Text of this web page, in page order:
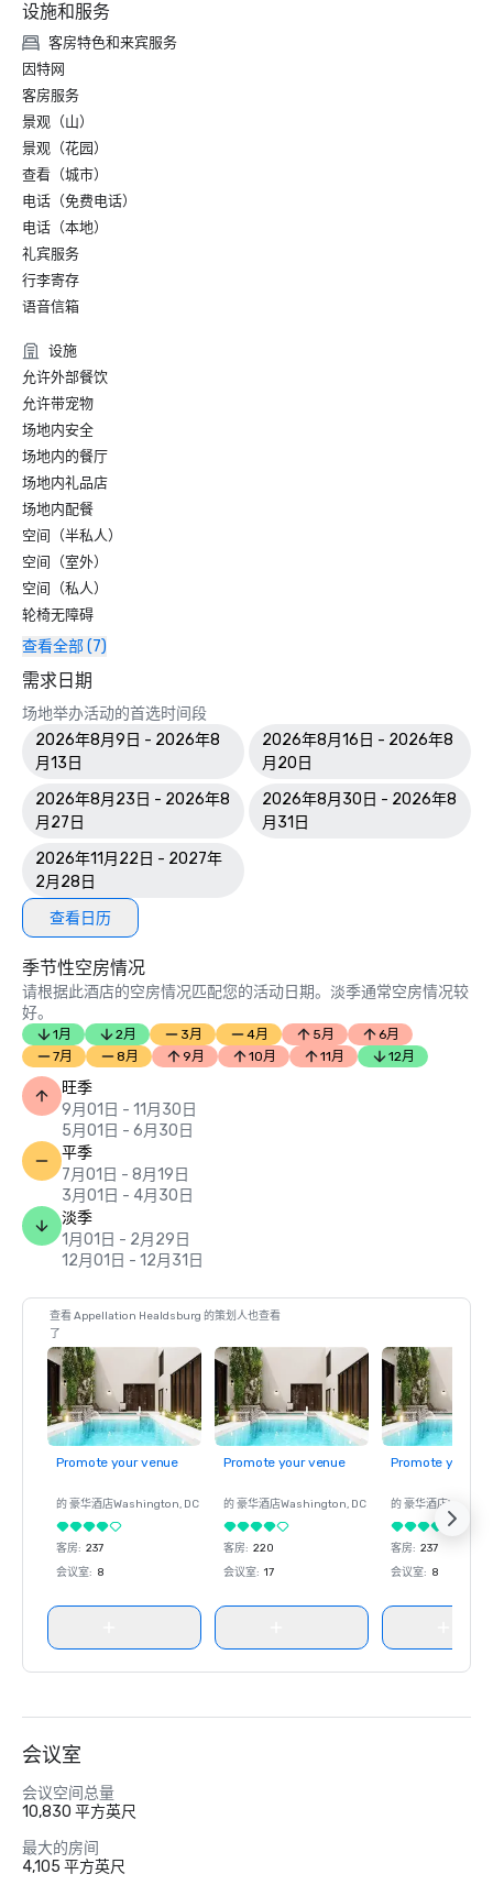
设施和服务
客房特色和来宾服务
因特网
客房服务
景观（山）
景观（花园）
查看（城市）
电话（免费电话）
电话（本地）
礼宾服务
行李寄存
语音信箱
设施
允许外部餐饮
允许带宠物
场地内安全
场地内的餐厅
场地内礼品店
场地内配餐
空间（半私人）
空间（室外）
空间（私人）
轮椅无障碍
查看全部 (7)
需求日期
场地举办活动的首选时间段
2026年8月9日 - 2026年8
月13日
2026年8月16日 - 2026年8
月20日
2026年8月23日 - 2026年8
月27日
2026年8月30日 - 2026年8
月31日
2026年11月22日 - 2027年
2月28日
查看日历
季节性空房情况
请根据此酒店的空房情况匹配您的活动日期。淡季通常空房情况较
好。
1月 2月 3月 4月 5月
6月
7月
8月 9月 10月 11月 12月
旺季
9月01日 - 11月30日
5月01日 - 6月30日
平季
7月01日 - 8月19日
3月01日 - 4月30日
淡季
1月01日 - 2月29日
12月01日 - 12月31日
查看 Appellation Healdsburg 的策划人也查看
了
Promote your venue
的 豪华酒店Washington, DC
客房: 237
会议室: 8
Promote your venue
的 豪华酒店Washington, DC
客房: 220
会议室: 17
Promote your
的 豪华酒店
客房: 237
会议室: 8
会议室
会议空间总量
10,830 平方英尺
最大的房间
4,105 平方英尺